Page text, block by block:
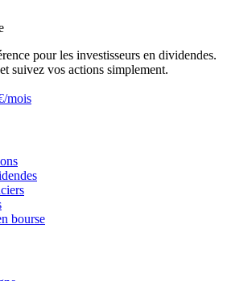
pour les investisseurs en dividendes.
suivez vos actions simplement.
mois
bourse